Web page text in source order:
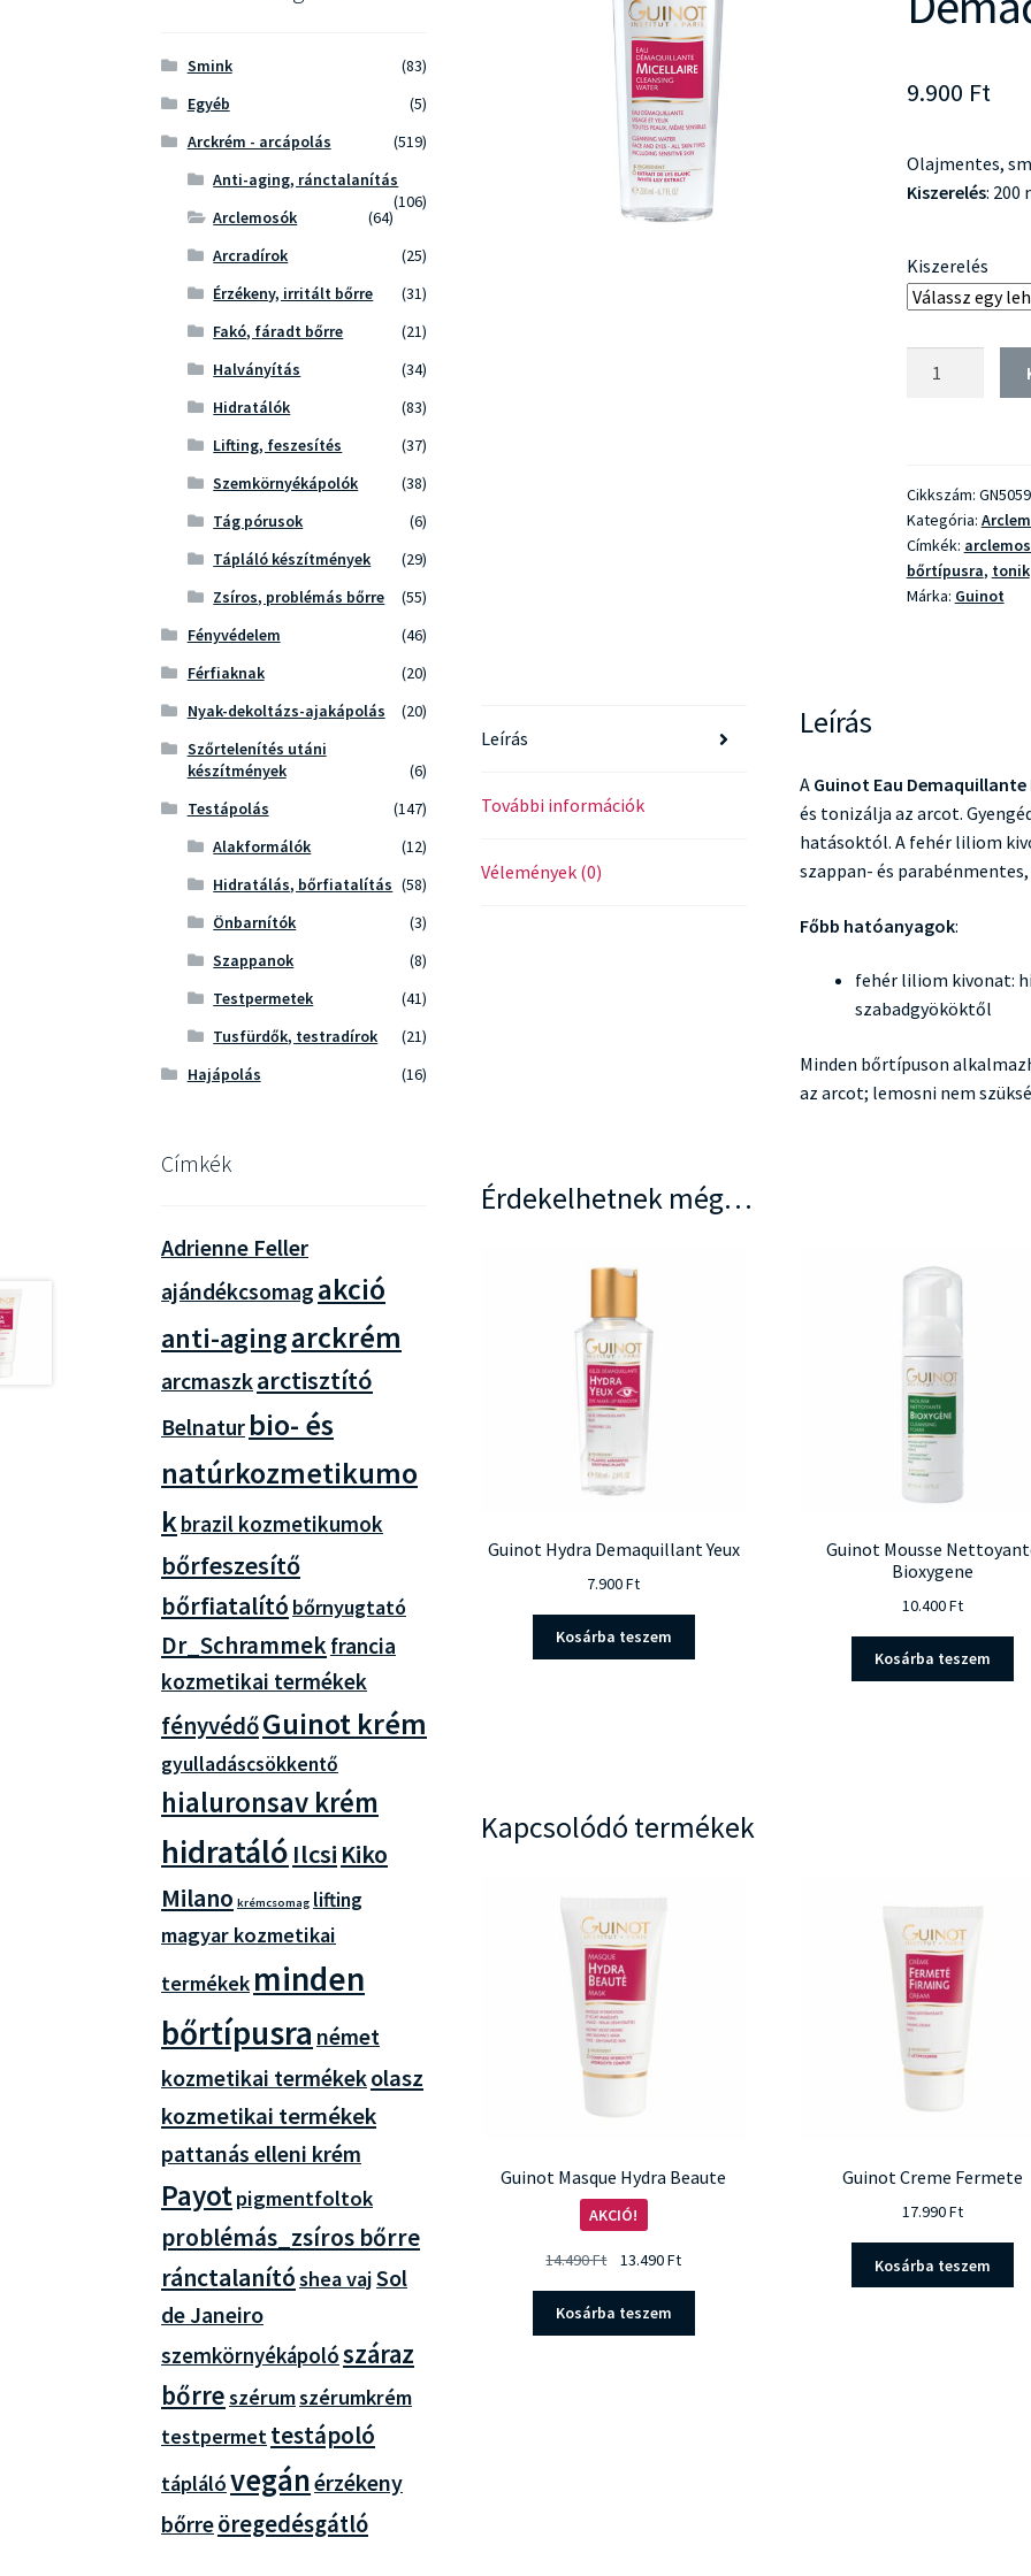
9.900 Ft
Olajmentes,
Kiszerelés: 200
Kiszerelés
Cikkszám:
Kategória:
Címkék:
bőrtípusra, tonik
Márka: Guinot
Leírás
További információk
Vélemények (0)
Leírás
A Guinot Eau Demaquillante
és tonizálja az arcot.
hatásoktól. A fehér liliom
szappan- és
Főbb hatóanyagok:
fehér liliom kivonat:
szabadgyököktől
Minden bőrtípuson
az arcot; lemosni nem
Érdekelhetnek még…
Guinot Hydra Demaquillant Yeux
7.900Ft
Kosárba teszem
Guinot Mousse
Bioxygene
10.400Ft
Kosárba teszem
Kapcsolódó termékek
Guinot Masque Hydra Beaute
AKCIÓ!
14.490Ft
Original
was:
14.490 Ft.
13.490FtCurrent
13.490 Ft.
Kosárba teszem
Guinot Creme Fermete
17.990Ft
Kosárba teszem
Smink
(83)
Egyéb
(5)
Arckrém - arcápolás
(519)
Anti-aging, ránctalanítás
(106)
Arclemosók
(64)
Arcradírok
(25)
Érzékeny, irritált bőrre
(31)
Fakó, fáradt bőrre
(21)
Halványítás
(34)
Hidratálók
(83)
Lifting, feszesítés
(37)
Szemkörnyékápolók
(38)
Tág pórusok
(6)
Tápláló készítmények
(29)
Zsíros, problémás bőrre
(55)
Fényvédelem
(46)
Férfiaknak
(20)
Nyak-dekoltázs-ajakápolás
(20)
Szőrtelenítés utáni
készítmények
(6)
Testápolás
(147)
Alakformálók
(12)
Hidratálás, bőrfiatalítás (58)
Önbarnítók
(3)
Szappanok
(8)
Testpermetek
(41)
Tusfürdők, testradírok
(21)
Hajápolás
(16)
Címkék
Adrienne Feller
ajándékcsomag akció
anti-agingarckrém
arcmaszkarctisztító
Belnatur bio- és
natúrkozmetikumo
kbrazil kozmetikumok
bőrfeszesítő
bőrfiatalító bőrnyugtató
Dr_Schrammekfrancia
kozmetikai termékek
fényvédőGuinot krém
gyulladáscsökkentő
hialuronsav krém
hidratáló Ilcsi Kiko
Milano krémcsomag lifting
magyar kozmetikai
termékek minden
bőrtípusra német
kozmetikai termékekolasz
kozmetikai termékek
pattanás elleni krém
Payotpigmentfoltok
problémás_zsíros bőrre
ránctalanítóshea vajSol
de Janeiro
szemkörnyékápolószáraz
bőrreszérumszérumkrém
testpermettestápoló
táplálóvegánérzékeny
bőrreöregedésgátló